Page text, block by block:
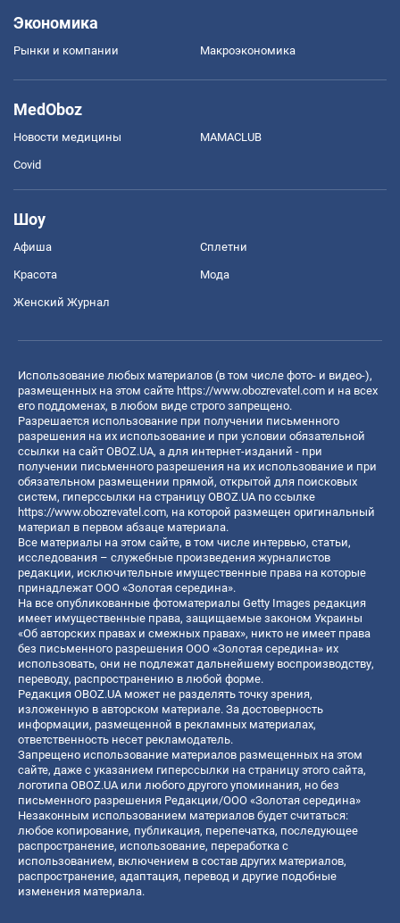
Экономика
Рынки и компании Mакроэкономика
MedOboz
Новости медицины MAMACLUB
Covid
Шоу
Афиша Сплетни
Красота Мода
Женский Журнал
Использование любых материалов (в том числе фото- и видео-),
размещенных на этом сайте https://www.obozrevatel.com и на всех
его поддоменах, в любом виде строго запрещено.
Разрешается использование при получении письменного
разрешения на их использование и при условии обязательной
ссылки на сайт OBOZ.UA, а для интернет-изданий - при
получении письменного разрешения на их использование и при
обязательном размещении прямой, открытой для поисковых
систем, гиперссылки на страницу OBOZ.UA по ссылке
https://www.obozrevatel.com, на которой размещен оригинальный
материал в первом абзаце материала.
Все материалы на этом сайте, в том числе интервью, статьи,
исследования – служебные произведения журналистов
редакции, исключительные имущественные права на которые
принадлежат ООО «Золотая середина».
На все опубликованные фотоматериалы Getty Images редакция
имеет имущественные права, защищаемые законом Украины
«Об авторских правах и смежных правах», никто не имеет права
без письменного разрешения ООО «Золотая середина» их
использовать, они не подлежат дальнейшему воспроизводству,
переводу, распространению в любой форме.
Редакция OBOZ.UA может не разделять точку зрения,
изложенную в авторском материале. За достоверность
информации, размещенной в рекламных материалах,
ответственность несет рекламодатель.
Запрещено использование материалов размещенных на этом
сайте, даже с указанием гиперссылки на страницу этого сайта,
логотипа OBOZ.UA или любого другого упоминания, но без
письменного разрешения Редакции/ООО «Золотая середина»
Незаконным использованием материалов будет считаться:
любое копирование, публикация, перепечатка, последующее
распространение, использование, переработка с
использованием, включением в состав других материалов,
распространение, адаптация, перевод и другие подобные
изменения материала.